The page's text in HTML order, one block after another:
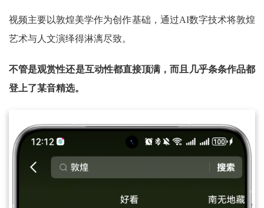
视频主要以敦煌美学作为创作基础，通过AI数字技术将敦煌
艺术与人文演绎得淋漓尽致。
不管是观赏性还是互动性都直接顶满，而且几乎条条作品都
登上了某音精选。